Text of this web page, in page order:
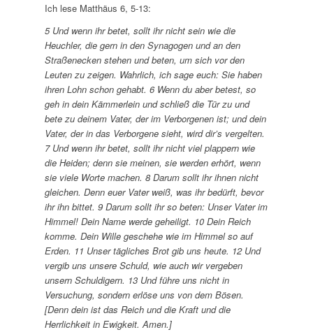
Ich lese Matthäus 6, 5-13:
5 Und wenn ihr betet, sollt ihr nicht sein wie die
Heuchler, die gern in den Synagogen und an den
Straßenecken stehen und beten, um sich vor den
Leuten zu zeigen. Wahrlich, ich sage euch: Sie haben
ihren Lohn schon gehabt. 6 Wenn du aber betest, so
geh in dein Kämmerlein und schließ die Tür zu und
bete zu deinem Vater, der im Verborgenen ist; und dein
Vater, der in das Verborgene sieht, wird dir’s vergelten.
7 Und wenn ihr betet, sollt ihr nicht viel plappern wie
die Heiden; denn sie meinen, sie werden erhört, wenn
sie viele Worte machen. 8 Darum sollt ihr ihnen nicht
gleichen. Denn euer Vater weiß, was ihr bedürft, bevor
ihr ihn bittet. 9 Darum sollt ihr so beten: Unser Vater im
Himmel! Dein Name werde geheiligt. 10 Dein Reich
komme. Dein Wille geschehe wie im Himmel so auf
Erden. 11 Unser tägliches Brot gib uns heute. 12 Und
vergib uns unsere Schuld, wie auch wir vergeben
unsern Schuldigern. 13 Und führe uns nicht in
Versuchung, sondern erlöse uns von dem Bösen.
[Denn dein ist das Reich und die Kraft und die
Herrlichkeit in Ewigkeit. Amen.]